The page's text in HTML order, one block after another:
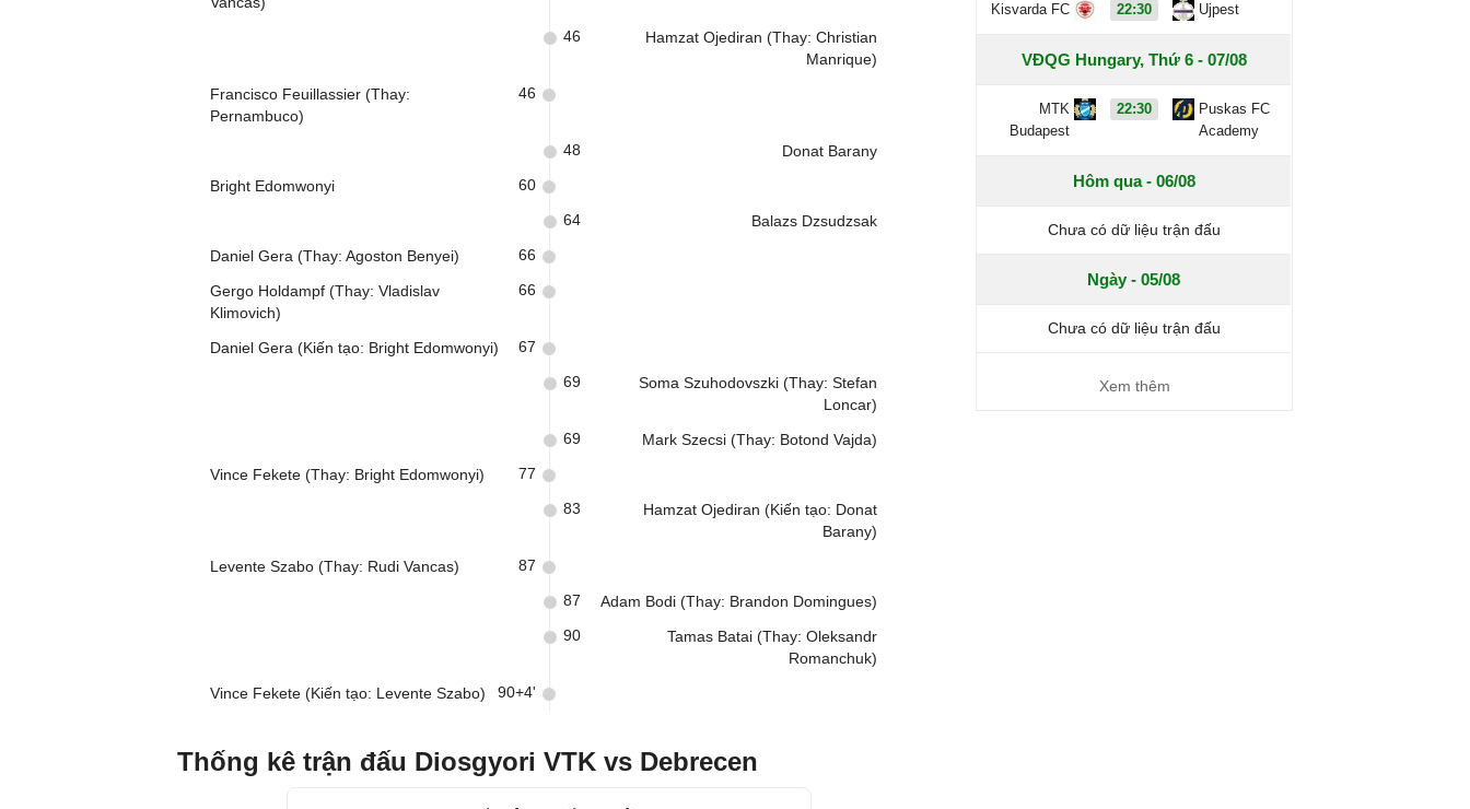
Hamzat Ojediran (Thay: Christian
Manrique)
46
Francisco Feuillassier (Thay:
Pernambuco)
46
Donat Barany
48
Bright Edomwonyi 60
Balazs Dzsudzsak
64
Daniel Gera (Thay: Agoston Benyei) 66
Gergo Holdampf (Thay: Vladislav
Klimovich)
66
Daniel Gera (Kiến tạo: Bright Edomwonyi) 67
Soma Szuhodovszki (Thay: Stefan
Loncar)
69
Mark Szecsi (Thay: Botond Vajda)
69
Vince Fekete (Thay: Bright Edomwonyi) 77
Hamzat Ojediran (Kiến tạo: Donat
Barany)
83
Levente Szabo (Thay: Rudi Vancas) 87
Adam Bodi (Thay: Brandon Domingues)
87
Tamas Batai (Thay: Oleksandr
Romanchuk)
90
Vince Fekete (Kiến tạo: Levente Szabo) 90+4'
Thống kê trận đấu Diosgyori VTK vs Debrecen
Kisvarda FC 22:30 Ujpest
VĐQG Hungary, Thứ 6 - 07/08
MTK
Budapest
22:30
Puskas FC
Academy
Hôm qua - 06/08
Chưa có dữ liệu trận đấu
Ngày - 05/08
Chưa có dữ liệu trận đấu
Xem thêm